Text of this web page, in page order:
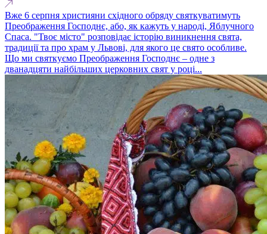
Вже 6 серпня християни східного обряду святкуватимуть
Преображення Господнє, або, як кажуть у народі, Яблучного
Спаса. "Твоє місто" розповідає історію виникнення свята,
традиції та про храм у Львові, для якого це свято особливе.
Що ми святкуємо Преображення Господнє – одне з
дванадцяти найбільших церковних свят у році...